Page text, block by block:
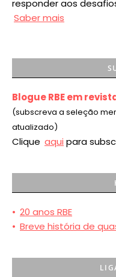
responder aos
Saber mais
Blogue RBE em
(subscreva a seleção
atualizado)
Clique aqui para
• 20 anos RBE
• Breve história de